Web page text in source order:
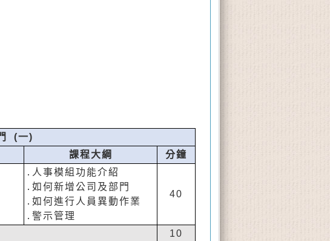
(一)
課程大綱 分鐘
․人事模組功能介紹
․如何新增公司及部門
․如何進行人員異動作業
․警示管理
40
10